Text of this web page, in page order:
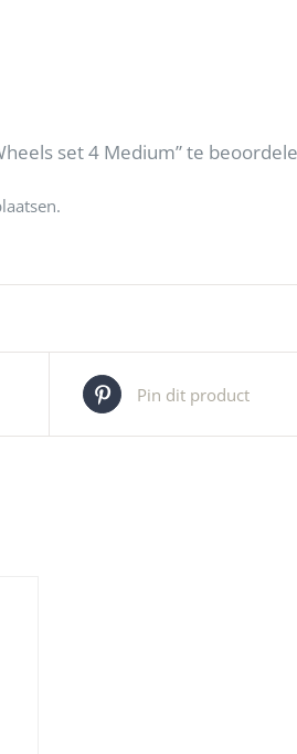
set 4 Medium” te
Pin dit product